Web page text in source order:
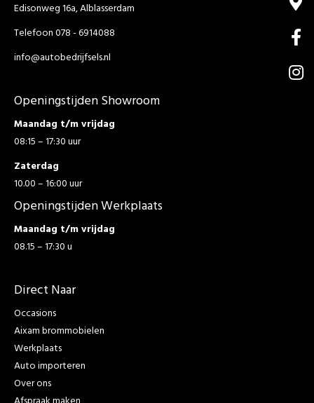
Edisonweg 16a, Alblasserdam
Telefoon 078 - 6914088
info@autobedrijfsels.nl
Openingstijden Showroom
Maandag t/m vrijdag
08:15 – 17:30 uur
Zaterdag
10.00 – 16:00 uur
Openingstijden Werkplaats
Maandag t/m vrijdag
08.15 – 17:30 u
Direct Naar
Occasions
Aixam brommobielen
Werkplaats
Auto importeren
Over ons